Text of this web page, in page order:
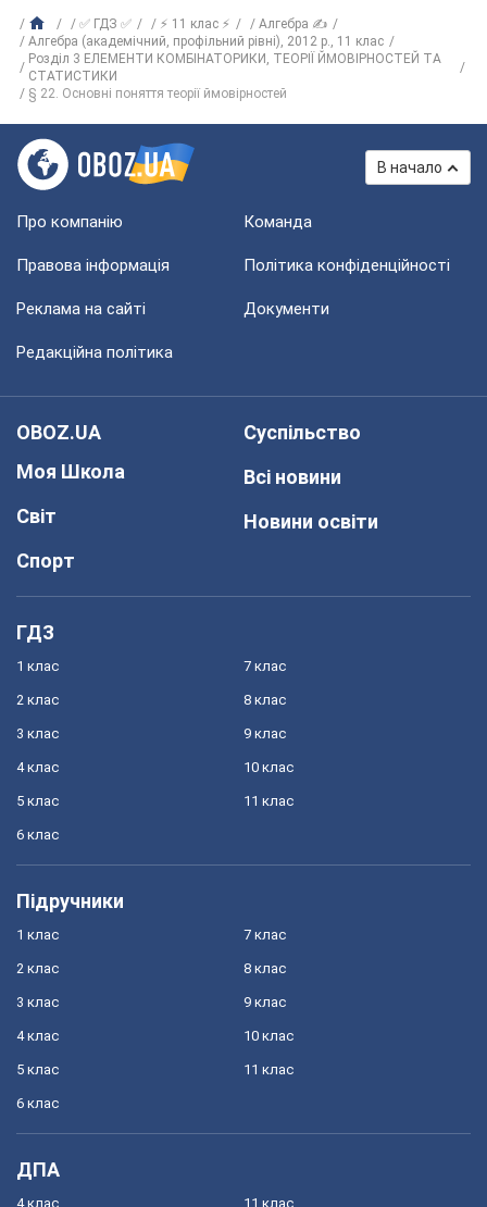
✅ ГДЗ ✅ ⚡ 11 клас ⚡
Алгебра ✍
Алгебра (академічний, профільний рівні), 2012 р., 11 клас
Розділ 3 ЕЛЕМЕНТИ КОМБІНАТОРИКИ, ТЕОРІЇ ЙМОВІРНОСТЕЙ ТА
СТАТИСТИКИ
§ 22. Основні поняття теорії ймовірностей
В начало
Про компанію Команда
Правова інформація Політика конфіденційності
Реклама на сайті Документи
Редакційна політика
OBOZ.UA
Моя Школа
Світ
Спорт
Суспільство
Всі новини
Новини освіти
ГДЗ
1 клас
2 клас
3 клас
4 клас
5 клас
6 клас
7 клас
8 клас
9 клас
10 клас
11 клас
Підручники
1 клас
2 клас
3 клас
4 клас
5 клас
6 клас
7 клас
8 клас
9 клас
10 клас
11 клас
ДПА
4 клас 11 клас